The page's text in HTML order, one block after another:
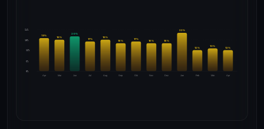
24%
18%
12%
6%
0%
Apr
19%
Mai
18%
Jun
20%
Jul
17%
Aug
18%
Sep
16%
Okt
17%
Nov
16%
Dez
16%
Jan
22%
Feb
12%
Mär
13%
Apr
12%